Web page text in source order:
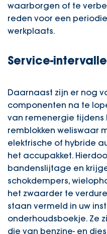
waarborgen of te
reden voor een
werkplaats.
Service-
Daarnaast zijn er nog
componenten na te
van remenergie tijdens
remblokken weliswaar
elektrische of hybride
het accupakket.
bandenslijtage en
schokdempers,
het zwaarder te
staan vermeld in uw
onderhoudsboekje. Ze
die van benzine- en